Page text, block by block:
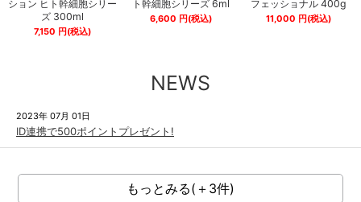
ション ヒト幹細胞シリー
ズ 300ml
7,150 円(税込)
ト幹細胞シリーズ 6ml
6,600 円(税込)
フェッショナル 400g
11,000 円(税込)
NEWS
2023年 07月 01日
ID連携で500ポイントプレゼント!
もっとみる(＋3件)